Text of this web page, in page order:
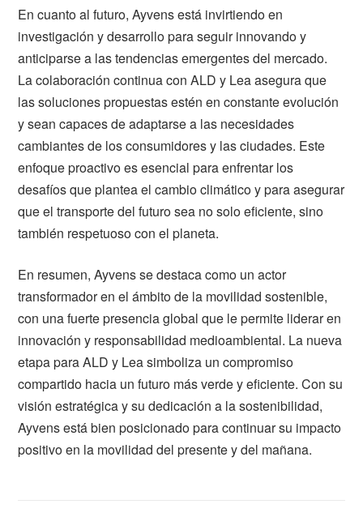
En cuanto al futuro, Ayvens está invirtiendo en
investigación y desarrollo para seguir innovando y
anticiparse a las tendencias emergentes del mercado.
La colaboración continua con ALD y Lea asegura que
las soluciones propuestas estén en constante evolución
y sean capaces de adaptarse a las necesidades
cambiantes de los consumidores y las ciudades. Este
enfoque proactivo es esencial para enfrentar los
desafíos que plantea el cambio climático y para asegurar
que el transporte del futuro sea no solo eficiente, sino
también respetuoso con el planeta.
En resumen, Ayvens se destaca como un actor
transformador en el ámbito de la movilidad sostenible,
con una fuerte presencia global que le permite liderar en
innovación y responsabilidad medioambiental. La nueva
etapa para ALD y Lea simboliza un compromiso
compartido hacia un futuro más verde y eficiente. Con su
visión estratégica y su dedicación a la sostenibilidad,
Ayvens está bien posicionado para continuar su impacto
positivo en la movilidad del presente y del mañana.